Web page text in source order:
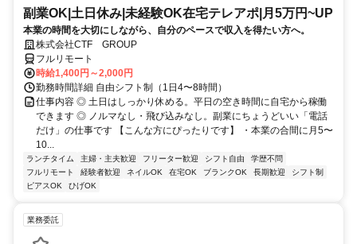
副業OK|土日休み|未経験OK在宅テレアポ|月5万円~UP
本業の時間を大切にしながら、自分のペースで収入を得たい方へ。
株式会社CTF GROUP
フルリモート
時給1,400円～2,000円
勤務時間詳細 自由シフト制（1日4〜8時間）
仕事内容 ◎ 土日はしっかり休める。平日の空き時間に自宅から稼働
できます ◎ ノルマなし・飛び込みなし。副業にちょうどいい「電話
だけ」の仕事です 【こんな方にぴったりです】 ・本業の合間に月5〜
10...
ランチタイム 主婦・主夫歓迎 フリーター歓迎 シフト自由
学歴不問
フルリモート
経験者歓迎 ネイルOK 在宅OK ブランクOK 長期歓迎
シフト制
ピアスOK
ひげOK
業務委託